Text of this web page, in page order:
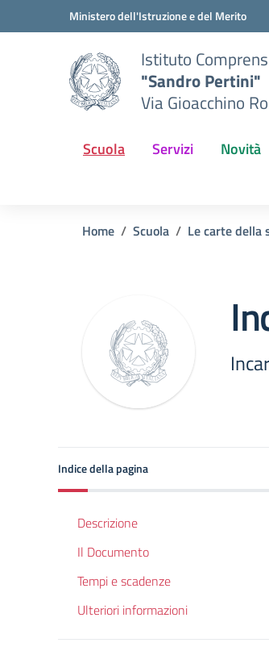
Vai ai contenuti
Vai al menu di navigazioneMinistero dell'Istruzione e del Merito
Istituto
"Sandro Pertini"
Via Gioacchino
Scuola Servizi Novità
Home Scuola Le carte della
Indice della pagina
Descrizione
Il Documento
Tempi e scadenze
Ulteriori informazioni